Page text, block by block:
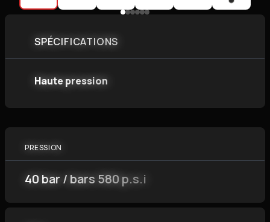
SPÉCIFICATIONS
Haute pression
PRESSION
40 bar / bars 580 p.s.i